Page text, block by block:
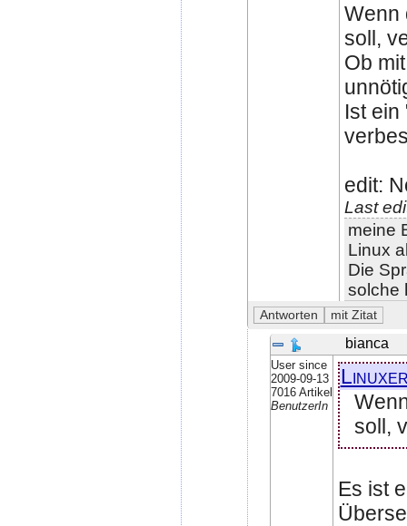
Wenn
soll,
Ob
Ist ein
edit:
Last
meine
Linux
Die
solche
bianca
User since
2009-09-13
7016 Artikel
BenutzerIn
soll,
Es ist